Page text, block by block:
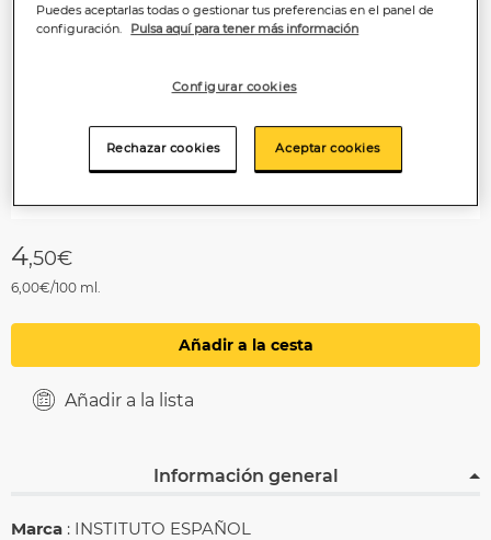
4,50€
6,00€/100 ml.
Añadir a la cesta
Añadir a la lista
Información general
Marca : INSTITUTO ESPAÑOL
Puedes aceptarlas todas o gestionar tus preferencias en el panel de
configuración.
Pulsa aquí para tener más información
Configurar cookies
Rechazar cookies Aceptar cookies